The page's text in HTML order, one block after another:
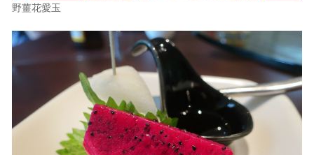
野薑花愛玉